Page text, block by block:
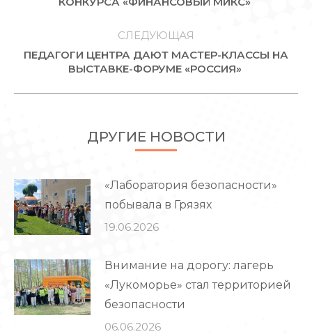
СЛЕДУЮЩАЯ
Следующая
ПЕДАГОГИ ЦЕНТРА ДАЮТ МАСТЕР-КЛАССЫ НА
ВЫСТАВКЕ-ФОРУМЕ «РОССИЯ»
ДРУГИЕ НОВОСТИ
«Лаборатория безопасности»
побывала в Грязях
19.06.2026
Внимание на дорогу: лагерь
«Лукоморье» стал территорией
безопасности
06.06.2026